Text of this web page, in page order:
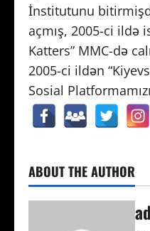
İnstitutunu
açmış, 2005-ci ildə
Katters” MMC-də
2005-ci ildən
Sosial
ABOUT THE AUTHOR